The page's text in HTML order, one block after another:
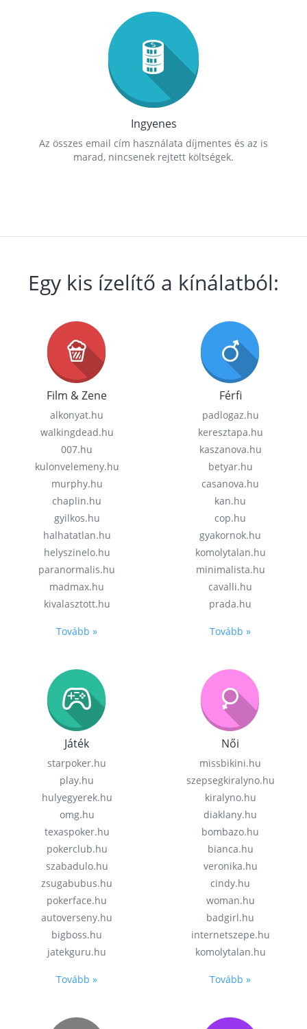
Ingyenes
Az összes email cím használata díjmentes és az is
marad, nincsenek rejtett költségek.
Egy kis ízelítő a kínálatból:
Film & Zene
alkonyat.hu
walkingdead.hu
007.hu
kulonvelemeny.hu
murphy.hu
chaplin.hu
gyilkos.hu
halhatatlan.hu
helyszinelo.hu
paranormalis.hu
madmax.hu
kivalasztott.hu
Tovább »
Férfi
padlogaz.hu
keresztapa.hu
kaszanova.hu
betyar.hu
casanova.hu
kan.hu
cop.hu
gyakornok.hu
komolytalan.hu
minimalista.hu
cavalli.hu
prada.hu
Tovább »
Játék
starpoker.hu
play.hu
hulyegyerek.hu
omg.hu
texaspoker.hu
pokerclub.hu
szabadulo.hu
zsugabubus.hu
pokerface.hu
autoverseny.hu
bigboss.hu
jatekguru.hu
Tovább »
Női
missbikini.hu
szepsegkiralyno.hu
kiralyno.hu
diaklany.hu
bombazo.hu
bianca.hu
veronika.hu
cindy.hu
woman.hu
badgirl.hu
internetszepe.hu
komolytalan.hu
Tovább »